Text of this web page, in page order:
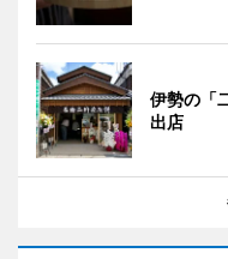
伊勢の「
出店